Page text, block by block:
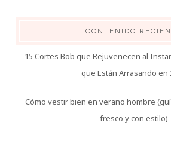
CONTENIDO
15 Cortes Bob que Rejuvenecen al
que Están Arrasando en
Cómo vestir bien en verano hombre
fresco y con estilo)